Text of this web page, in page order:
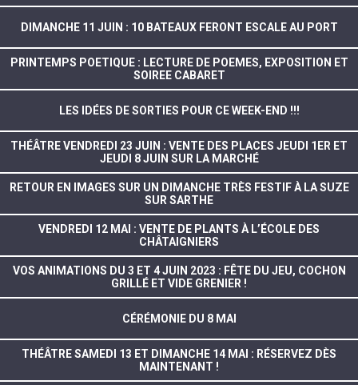
DIMANCHE 11 JUIN : 10 BATEAUX FERONT ESCALE AU PORT
PRINTEMPS POETIQUE : LECTURE DE POEMES, EXPOSITION ET
SOIREE CABARET
LES IDÉES DE SORTIES POUR CE WEEK-END !!!
THÉÂTRE VENDREDI 23 JUIN : VENTE DES PLACES JEUDI 1ER ET
JEUDI 8 JUIN SUR LA MARCHÉ
RETOUR EN IMAGES SUR UN DIMANCHE TRÈS FESTIF À LA SUZE
SUR SARTHE
VENDREDI 12 MAI : VENTE DE PLANTS À L’ÉCOLE DES
CHÂTAIGNIERS
VOS ANIMATIONS DU 3 ET 4 JUIN 2023 : FÊTE DU JEU, COCHON
GRILLÉ ET VIDE GRENIER !
CÉRÉMONIE DU 8 MAI
THÉÂTRE SAMEDI 13 ET DIMANCHE 14 MAI : RÉSERVEZ DÈS
MAINTENANT !